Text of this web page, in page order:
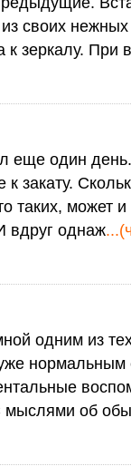
своих
к зеркалу. При
еще один
к закату.
таких, может
вдруг однаж
одним из тех
нормальным
мыслями об